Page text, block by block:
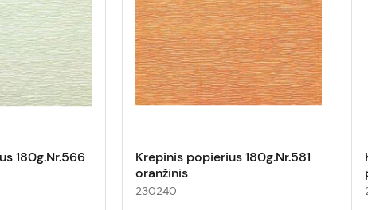
180g.Nr.566
Krepinis popierius 180g.Nr.581
oranžinis
230240